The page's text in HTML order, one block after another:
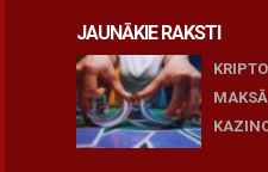
JAUNĀKIE RAKSTI